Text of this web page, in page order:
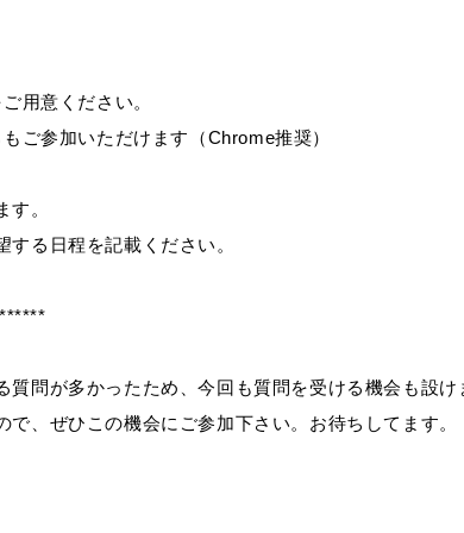
用意ください。
ご参加いただけます（Chrome推奨）
。
る日程を記載ください。
質問が多かったため、今回も質問を受ける機会も設け
、ぜひこの機会にご参加下さい。お待ちしてます。